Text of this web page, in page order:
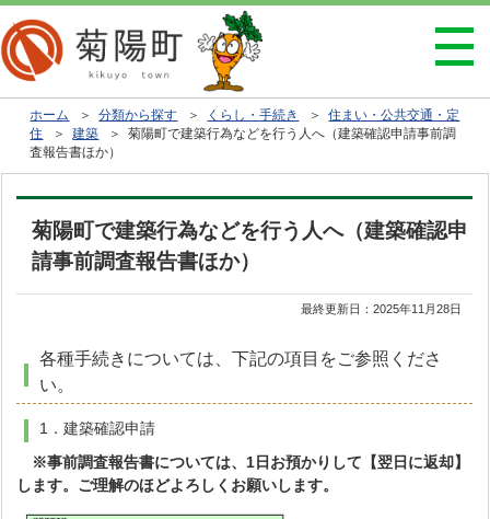
ホーム ＞分類から探す ＞ くらし・手続き ＞住まい・公共交通・定
住 ＞建築 ＞ 菊陽町で建築行為などを行う人へ（建築確認申請事前調
査報告書ほか）
菊陽町で建築行為などを行う人へ（建築確認申
請事前調査報告書ほか）
最終更新日：2025年11月28日
各種手続きについては、下記の項目をご参照くださ
い。
1．建築確認申請
※事前調査報告書については、 1日お預かりして【翌日に返却】
します。ご理解のほどよろしくお願いします。